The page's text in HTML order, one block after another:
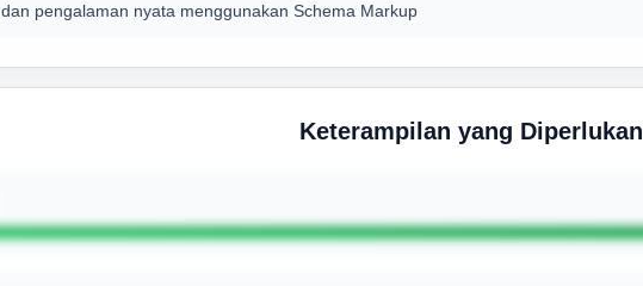
pengalaman nyata menggunakan Schema Markup
Keterampilan yang Diperlukan